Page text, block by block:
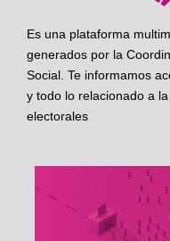
Es una plataforma
generados por la
Social. Te informamos
y todo lo relacionado a
electorales